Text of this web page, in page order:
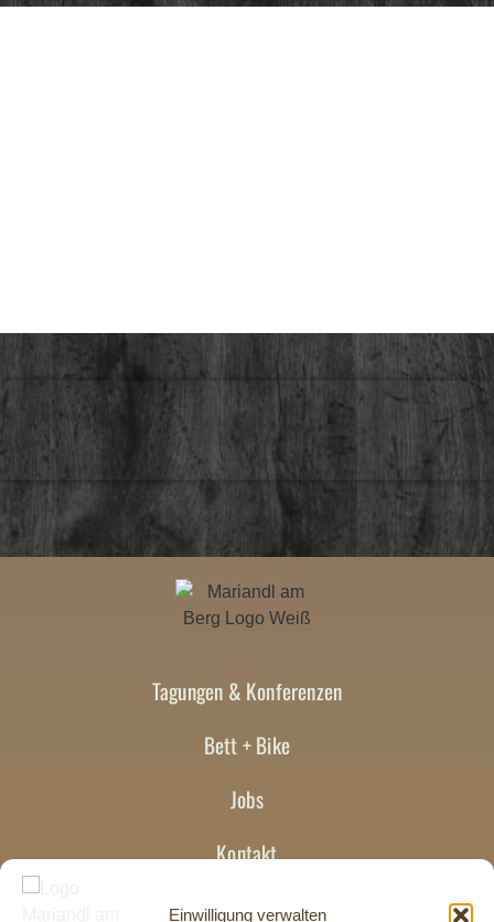
Einwilligung verwalten
Tagungen & Konferenzen
Bett + Bike
Jobs
Kontakt
Impressum